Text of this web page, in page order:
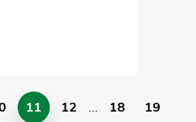
11 12 ... 18
19